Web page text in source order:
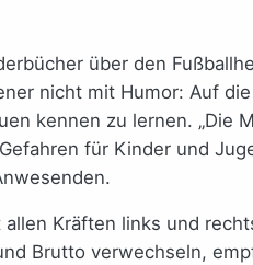
über den
nicht mit Humor: Auf
kennen zu lernen.
für Kinder und
Kräften links und
Brutto verwechseln,